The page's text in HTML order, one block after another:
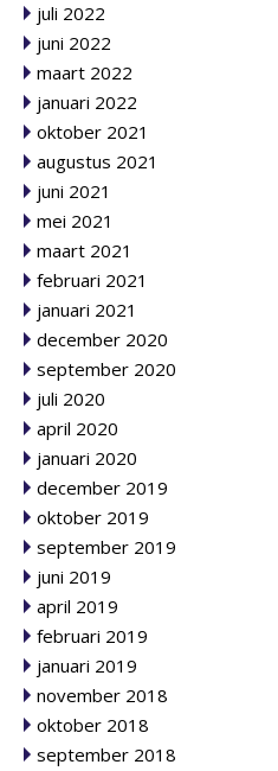
juli 2022
juni 2022
maart 2022
januari 2022
oktober 2021
augustus 2021
juni 2021
mei 2021
maart 2021
februari 2021
januari 2021
december 2020
september 2020
juli 2020
april 2020
januari 2020
december 2019
oktober 2019
september 2019
juni 2019
april 2019
februari 2019
januari 2019
november 2018
oktober 2018
september 2018